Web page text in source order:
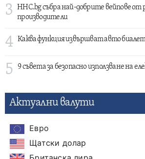
3
HHC.bg събра най-добрите вейпове от
производители
4 Каква функция извършват авто
5 9 съвета за безопасно използване на
Актуални валути
Евро
Щатски долар